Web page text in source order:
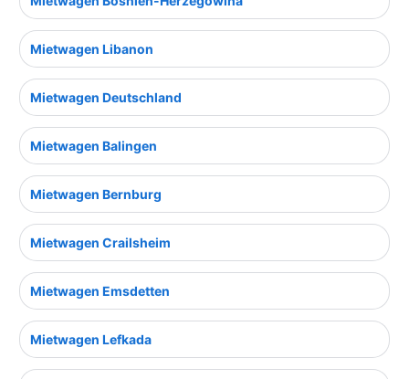
Mietwagen Libanon
Mietwagen Deutschland
Mietwagen Balingen
Mietwagen Bernburg
Mietwagen Crailsheim
Mietwagen Emsdetten
Mietwagen Lefkada